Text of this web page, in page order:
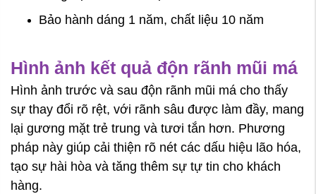
Bảo hành dáng 1 năm, chất liệu 10 năm
Hình ảnh kết quả độn rãnh mũi má
Hình ảnh trước và sau độn rãnh mũi má cho thấy
sự thay đổi rõ rệt, với rãnh sâu được làm đầy, mang
lại gương mặt trẻ trung và tươi tắn hơn. Phương
pháp này giúp cải thiện rõ nét các dấu hiệu lão hóa,
tạo sự hài hòa và tăng thêm sự tự tin cho khách
hàng.